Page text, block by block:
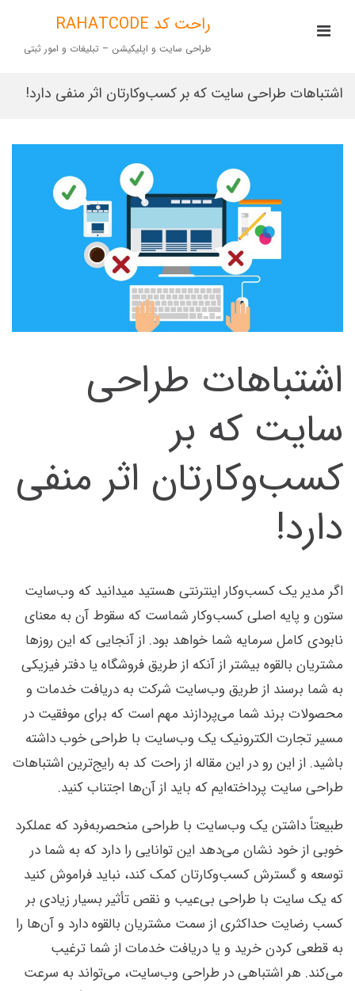
content
راحت کد RAHATCODE
طراحی سایت و اپلیکیشن – تبلیغات و امور ثبتیMenu
اشتباهات طراحی سایت که بر کسب‌وکارتان اثر منفی دارد!
اشتباهات طراحی
سایت که بر
کسب‌وکارتان اثر منفی
دارد!
اگر مدیر یک کسب‌وکار اینترنتی هستید میدانید که وب‌سایت
ستون و پایه اصلی کسب‌وکار شماست که سقوط آن به معنای
نابودی کامل سرمایه شما خواهد بود. از آنجایی که این روزها
مشتریان بالقوه بیشتر از آنکه از طریق فروشگاه یا دفتر فیزیکی
به شما برسند از طریق وب‌سایت شرکت به دریافت خدمات و
محصولات برند شما می‌پردازند مهم است که برای موفقیت در
مسیر تجارت الکترونیک یک وب‌سایت با طراحی خوب داشته
باشید. از این رو در این مقاله از راحت کد به رایج‌ترین اشتباهات
طراحی سایت پرداخته‌ایم که باید از آن‌ها اجتناب کنید.
طبیعتاً داشتن یک وب‌سایت با طراحی منحصربه‌فرد که عملکرد
خوبی از خود نشان می‌دهد این توانایی را دارد که به شما در
توسعه و گسترش کسب‌وکارتان کمک کند، نباید فراموش کنید
که یک سایت با طراحی بی‌عیب و نقص تأثیر بسیار زیادی بر
کسب رضایت حداکثری از سمت مشتریان بالقوه دارد و آن‌ها را
به قطعی کردن خرید و یا دریافت خدمات از شما ترغیب
می‌کند. هر اشتباهی در طراحی وب‌سایت، می‌تواند به سرعت